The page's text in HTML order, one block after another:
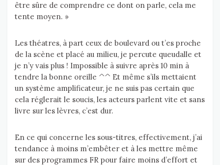
être sûre de comprendre ce dont on parle, cela me
tente moyen. »
Les théatres, à part ceux de boulevard ou t’es proche
de la scène et placé au milieu, je percute queudalle et
je n’y vais plus ! Impossible à suivre après 10 min à
tendre la bonne oreille ^^ Et même s’ils mettaient
un système amplificateur, je ne suis pas certain que
cela réglerait le soucis, les acteurs parlent vite et sans
livre sur les lèvres, c’est dur.
En ce qui concerne les sous-titres, effectivement, j’ai
tendance à moins m’embêter et à les mettre même
sur des programmes FR pour faire moins d’effort et